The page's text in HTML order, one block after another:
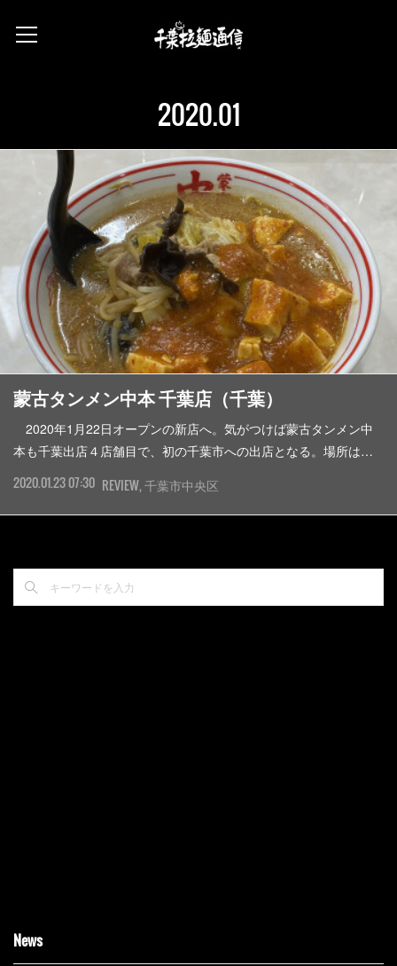
2020.01
蒙古タンメン中本 千葉店（千葉）
2020年1月22日オープンの新店へ。気がつけば蒙古タンメン中
本も千葉出店４店舗目で、初の千葉市への出店となる。場所は…
2020.01.23 07:30 REVIEW 千葉市中央区
News